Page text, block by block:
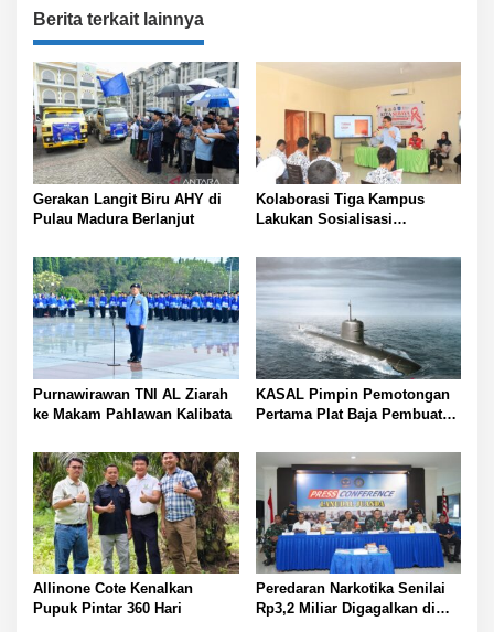
Berita terkait lainnya
Gerakan Langit Biru AHY di
Pulau Madura Berlanjut
Kolaborasi Tiga Kampus
Lakukan Sosialisasi
di Pulau Hiri
Purnawirawan TNI AL Ziarah
ke Makam Pahlawan Kalibata
KASAL Pimpin Pemotongan
Pertama Plat Baja Pembuatan
Allinone Cote Kenalkan
Pupuk Pintar 360 Hari
Peredaran Narkotika Senilai
Rp3,2 Miliar Digagalkan di